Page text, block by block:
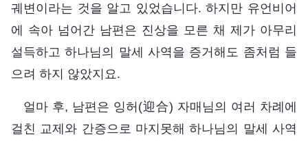
궤변이라는 것을 알고 있었습니다. 하지만 유언비어
에 속아 넘어간 남편은 진상을 모른 채 제가 아무리
설득하고 하나님의 말세 사역을 증거해도 좀처럼 들
으려 하지 않았지요.
얼마 후, 남편은 잉허(迎合) 자매님의 여러 차례에
걸친 교제와 간증으로 마지못해 하나님의 말세 사역